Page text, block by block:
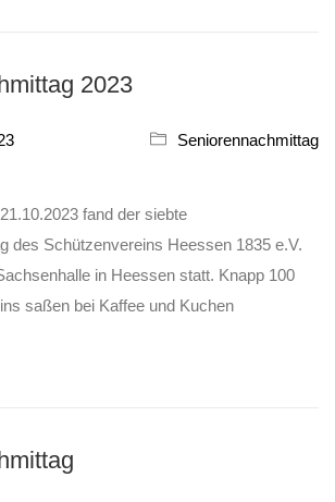
2023
Seniorennachmittag
fand der siebte
des Schützenvereins Heessen 1835 e.V.
in Heessen statt. Knapp 100
saßen bei Kaffee und Kuchen